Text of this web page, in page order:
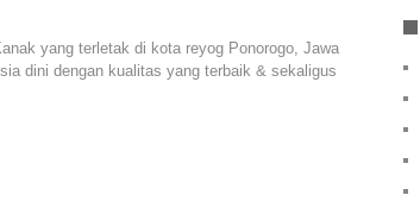
yang terletak di kota reyog Ponorogo, Jawa
dini dengan kualitas yang terbaik & sekaligus